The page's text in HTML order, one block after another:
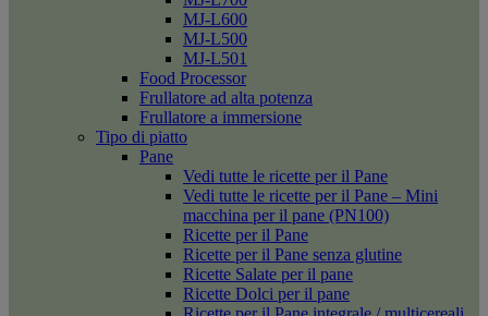
MJ-L600
MJ-L500
MJ-L501
Food Processor
Frullatore ad alta potenza
Frullatore a immersione
Tipo di piatto
Pane
Vedi tutte le ricette per il Pane
Vedi tutte le ricette per il Pane – Mini
macchina per il pane (PN100)
Ricette per il Pane
Ricette per il Pane senza glutine
Ricette Salate per il pane
Ricette Dolci per il pane